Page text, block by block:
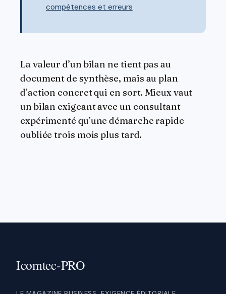
compétences et erreurs
La valeur d’un bilan ne tient pas au
document de synthèse, mais au plan
d’action concret qui en sort. Mieux vaut
un bilan exigeant avec un consultant
expérimenté qu’une démarche rapide
oubliée trois mois plus tard.